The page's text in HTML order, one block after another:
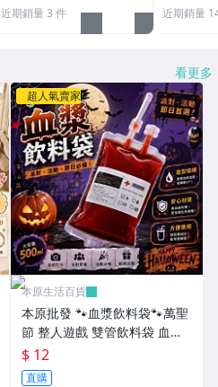
近期銷量 3 件 近期銷量
看更多
超人氣賣家
本原生活百貨
本原批發 🐾血漿飲料袋🐾萬聖
節 整人遊戲 雙管飲料袋 血漿
袋 吸血鬼日記 萬聖節佈置 創
意飲料袋NF244
$ 12
直購